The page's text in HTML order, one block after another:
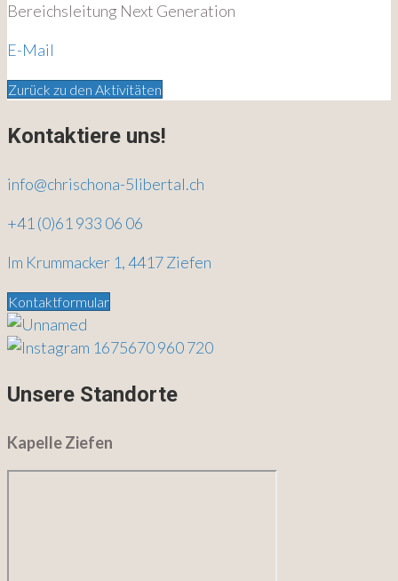
Bereichsleitung Next Generation
E-Mail
Zurück zu den Aktivitäten
Kontaktiere uns!
info@chrischona-5libertal.ch
+41 (0)61 933 06 06
Im Krummacker 1, 4417 Ziefen
Kontaktformular
Unsere Standorte
Kapelle Ziefen